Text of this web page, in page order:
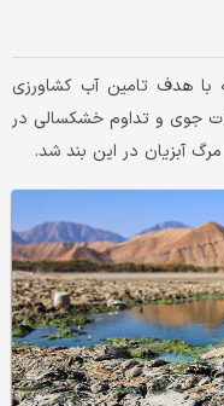
با هدف تامین آب کشاورزی
جوی و تداوم خشکسالی در
آبزیان در این بند شد.